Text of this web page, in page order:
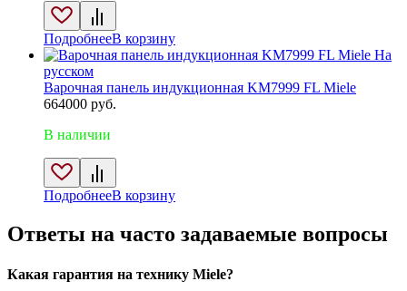
ПодробнееВ корзину
На
русском
Варочная панель индукционная KM7999 FL Miele
664000 руб.
В наличии
ПодробнееВ корзину
Ответы на часто задаваемые вопросы
Какая гарантия на технику Miele?